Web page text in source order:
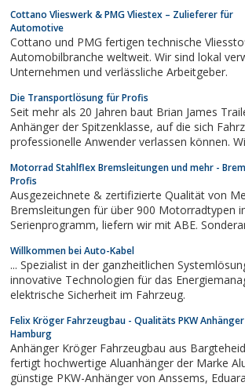
Wünschen und Erfordernissen unserer
gefertigt
Cottano Vlieswerk & PMG Vliestex – Zulieferer für
Automotive
Cottano und PMG fertigen technische
Automobilbranche weltweit. Wir sind lokal
Unternehmen und verlässliche Arbeitgeber.
Die Transportlösung für Profis
Seit mehr als 20 Jahren baut Brian James
Anhänger der Spitzenklasse, auf die sich Fahrzeugliebhaber und
professionelle Anwender verlassen können.
Motorrad Stahlflex Bremsleitungen und mehr -
Profis
Ausgezeichnete & zertifizierte Qualität von
Bremsleitungen für über 900 Motorradtypen
Serienprogramm, liefern wir mit ABE. Sonderanfertigungen
Willkommen bei Auto-Kabel
... Spezialist in der ganzheitlichen
innovative Technologien für das
elektrische Sicherheit im Fahrzeug.
Felix Kröger Fahrzeugbau - Qualitäts PKW
Hamburg
Anhänger Kröger Fahrzeugbau aus
fertigt hochwertige Aluanhänger der Marke
günstige PKW-Anhänger von Anssems, Eduarad, Saris, Koch,